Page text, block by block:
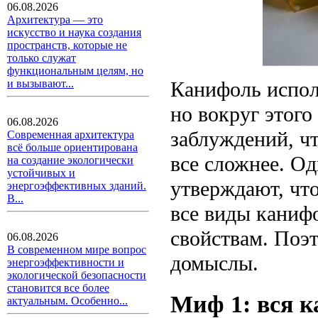
06.08.2026
Архитектура — это
искусство и наука создания
пространств, которые не
только служат
функциональным целям, но
и вызывают...
06.08.2026
Современная архитектура
всё больше ориентирована
на создание экологически
устойчивых и
энергоэффективных зданий.
В...
06.08.2026
В современном мире вопрос
энергоэффективности и
экологической безопасности
становится все более
актуальным. Особенно...
Канифоль
но вокруг
заблуждений,
все сложнее.
утверждают,
все виды
свойствам.
домыслы.
Миф 1: вся